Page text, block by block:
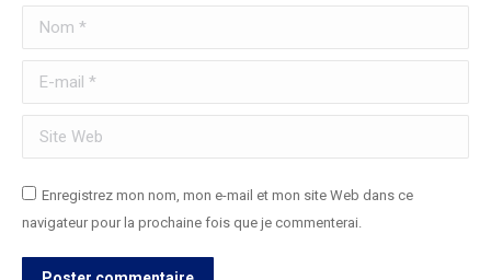
Nom *
E-mail *
Site Web
Enregistrez mon nom, mon e-mail et mon site Web dans ce
navigateur pour la prochaine fois que je commenterai.